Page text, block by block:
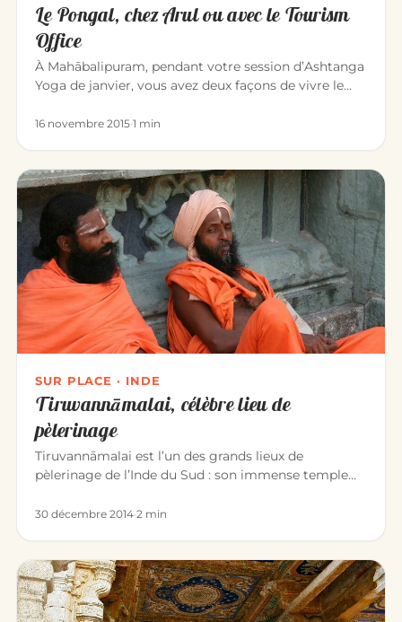
Le Pongal, chez Arul ou avec le Tourism
Office
À Mahābalipuram, pendant votre session d’Ashtanga
Yoga de janvier, vous avez deux façons de vivre le
16 novembre 2015·1 min
SUR PLACE · INDE
Tiruvannāmalai, célèbre lieu de
pèlerinage
Tiruvannāmalai est l’un des grands lieux de
pèlerinage de l’Inde du Sud : son immense temple
30 décembre 2014·2 min